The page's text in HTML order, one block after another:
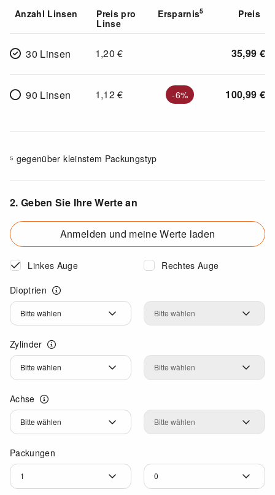
Anzahl Linsen
Preis pro
Linse
Ersparnis5 Preis
30 Linsen 1,20€ 35,99 €
90 Linsen 1,12€ -6% 100,99 €
⁵ gegenüber kleinstem Packungstyp
2. Geben Sie Ihre Werte an
Anmelden und meine Werte laden
Linkes Auge
Rechtes Auge
Dioptrien
Dioptrien
Dioptrien
Zylinder
Zylinder
Zylinder
Achse
Achse
Achse
Packungen